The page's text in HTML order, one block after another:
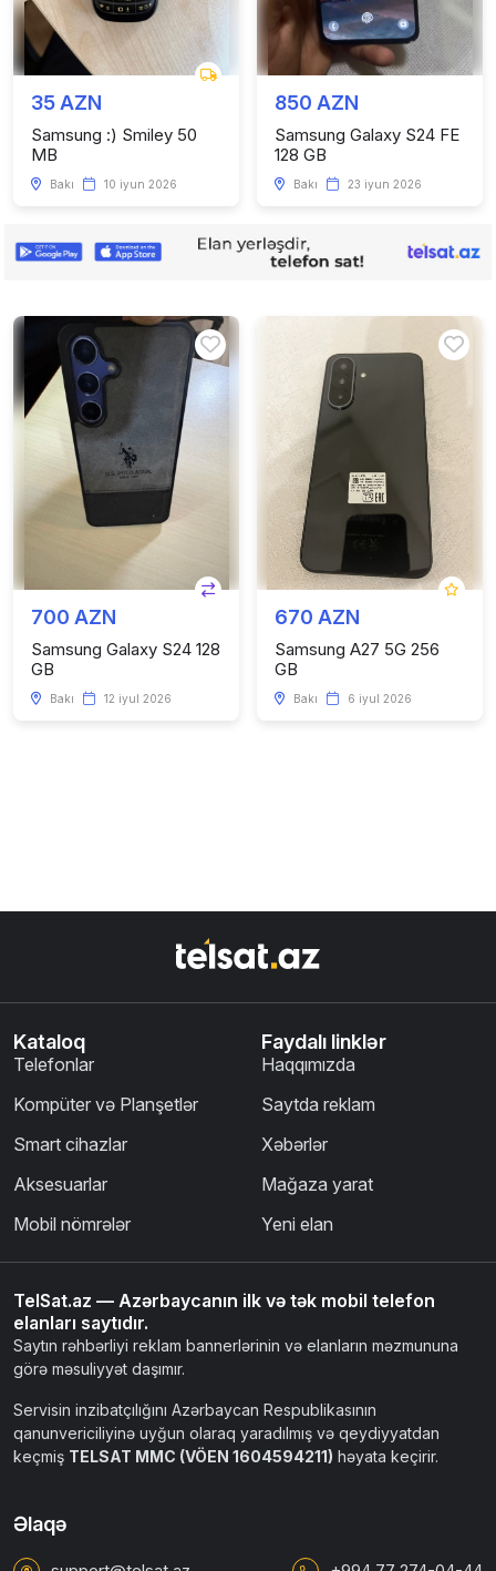
35 AZN
Samsung :) Smiley 50
MB
Bakı 10 iyun 2026
850 AZN
Samsung Galaxy S24 FE
128 GB
Bakı 23 iyun 2026
700 AZN
Samsung Galaxy S24 128
GB
Bakı 12 iyul 2026
670 AZN
Samsung A27 5G 256
GB
Bakı 6 iyul 2026
Kataloq
Telefonlar
Kompüter və Planşetlər
Smart cihazlar
Aksesuarlar
Mobil nömrələr
Faydalı linklər
Haqqımızda
Saytda reklam
Xəbərlər
Mağaza yarat
Yeni elan
TelSat.az — Azərbaycanın ilk və tək mobil telefon
elanları saytıdır.
Saytın rəhbərliyi reklam bannerlərinin və elanların məzmununa
görə məsuliyyət daşımır.
Servisin inzibatçılığını Azərbaycan Respublikasının
qanunvericiliyinə uyğun olaraq yaradılmış və qeydiyyatdan
keçmiş TELSAT MMC (VÖEN 1604594211) həyata keçirir.
Əlaqə